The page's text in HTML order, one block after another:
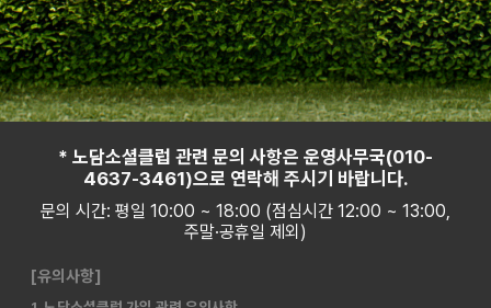
* 노담소셜클럽 관련 문의 사항은 운영사무국(010-
4637-3461)으로 연락해 주시기 바랍니다.
문의 시간: 평일 10:00 ~ 18:00 (점심시간 12:00 ~ 13:00,
주말·공휴일 제외)
[유의사항]